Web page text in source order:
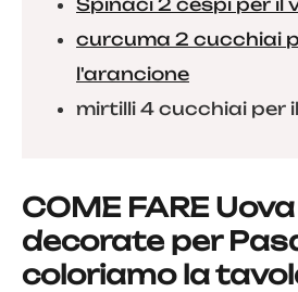
Spinaci 2 cespi per il
curcuma 2 cucchiai
l'arancione
mirtilli 4 cucchiai per
COME FARE
decorate per
coloriamo la